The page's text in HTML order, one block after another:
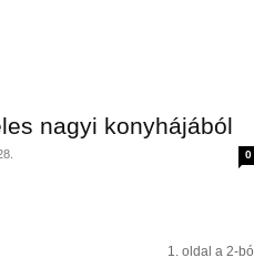
nagyi konyhájából
0
1. oldal a 2-ból